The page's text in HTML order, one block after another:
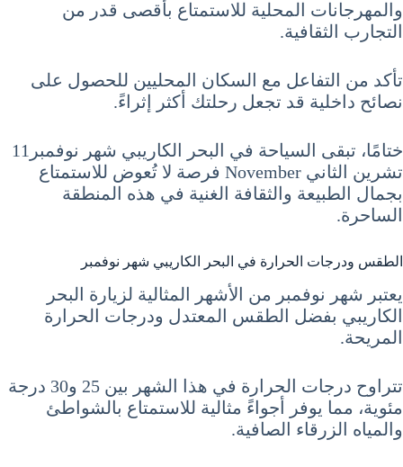
والمهرجانات المحلية للاستمتاع بأقصى قدر من
التجارب الثقافية.
تأكد من التفاعل مع السكان المحليين للحصول على
نصائح داخلية قد تجعل رحلتك أكثر إثراءً.
ختامًا، تبقى السياحة في البحر الكاريبي شهر نوفمبر11
تشرين الثاني November فرصة لا تُعوض للاستمتاع
بجمال الطبيعة والثقافة الغنية في هذه المنطقة
الساحرة.
الطقس ودرجات الحرارة في البحر الكاريبي شهر نوفمبر
يعتبر شهر نوفمبر من الأشهر المثالية لزيارة البحر
الكاريبي بفضل الطقس المعتدل ودرجات الحرارة
المريحة.
تتراوح درجات الحرارة في هذا الشهر بين 25 و30 درجة
مئوية، مما يوفر أجواءً مثالية للاستمتاع بالشواطئ
والمياه الزرقاء الصافية.